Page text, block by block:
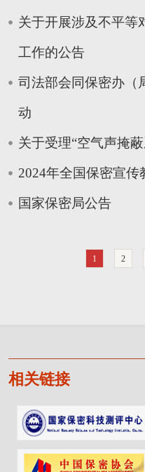
关于开展涉及不平等
工作的公告
司法部会同保密办（
动
关于受理“空气声掩
2024年全国保密宣传
国家保密局公告
1 2
相关链接